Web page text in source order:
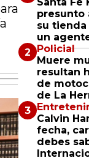
presunto
su tienda
un
Policial
Muere
resultan
de
de La
Calvin
fecha,
debes